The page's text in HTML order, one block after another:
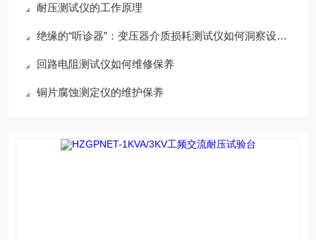
耐压测试仪的工作原理
绝缘的“听诊器”：变压器介质损耗测试仪如何洞察设备健康
回路电阻测试仪如何维修保养
铜片腐蚀测定仪的维护保养